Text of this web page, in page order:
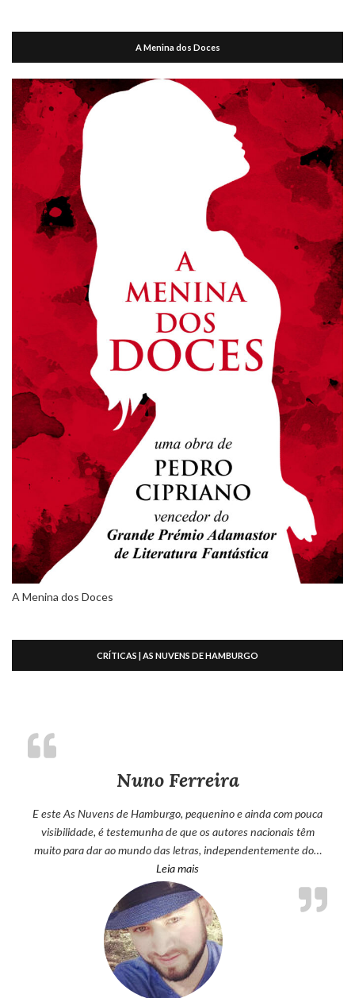
A Menina dos Doces
A Menina dos Doces
CRÍTICAS | AS NUVENS DE HAMBURGO
Nuno Ferreira
E este As Nuvens de Hamburgo, pequenino e ainda com pouca
visibilidade, é testemunha de que os autores nacionais têm
muito para dar ao mundo das letras, independentemente do…
Leia mais“Nuno Ferreira”